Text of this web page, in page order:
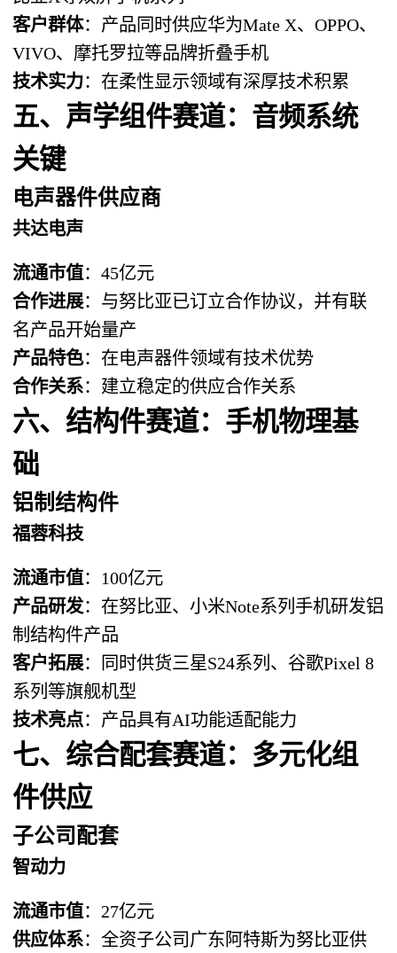
客户群体：产品同时供应华为Mate X、OPPO、
VIVO、摩托罗拉等品牌折叠手机
技术实力：在柔性显示领域有深厚技术积累
五、声学组件赛道：音频系统
关键
电声器件供应商
共达电声
流通市值：45亿元
合作进展：与努比亚已订立合作协议，并有联
名产品开始量产
产品特色：在电声器件领域有技术优势
合作关系：建立稳定的供应合作关系
六、结构件赛道：手机物理基
础
铝制结构件
福蓉科技
流通市值：100亿元
产品研发：在努比亚、小米Note系列手机研发铝
制结构件产品
客户拓展：同时供货三星S24系列、谷歌Pixel 8
系列等旗舰机型
技术亮点：产品具有AI功能适配能力
七、综合配套赛道：多元化组
件供应
子公司配套
智动力
流通市值：27亿元
供应体系：全资子公司广东阿特斯为努比亚供